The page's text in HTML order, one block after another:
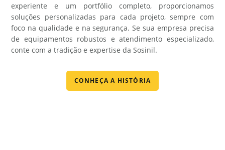
experiente e um portfólio completo, proporcionamos
soluções personalizadas para cada projeto, sempre com
foco na qualidade e na segurança. Se sua empresa precisa
de equipamentos robustos e atendimento especializado,
conte com a tradição e expertise da Sosinil.
CONHEÇA A HISTÓRIA